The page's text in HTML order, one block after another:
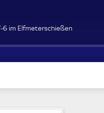
6 im Elfmeterschießen